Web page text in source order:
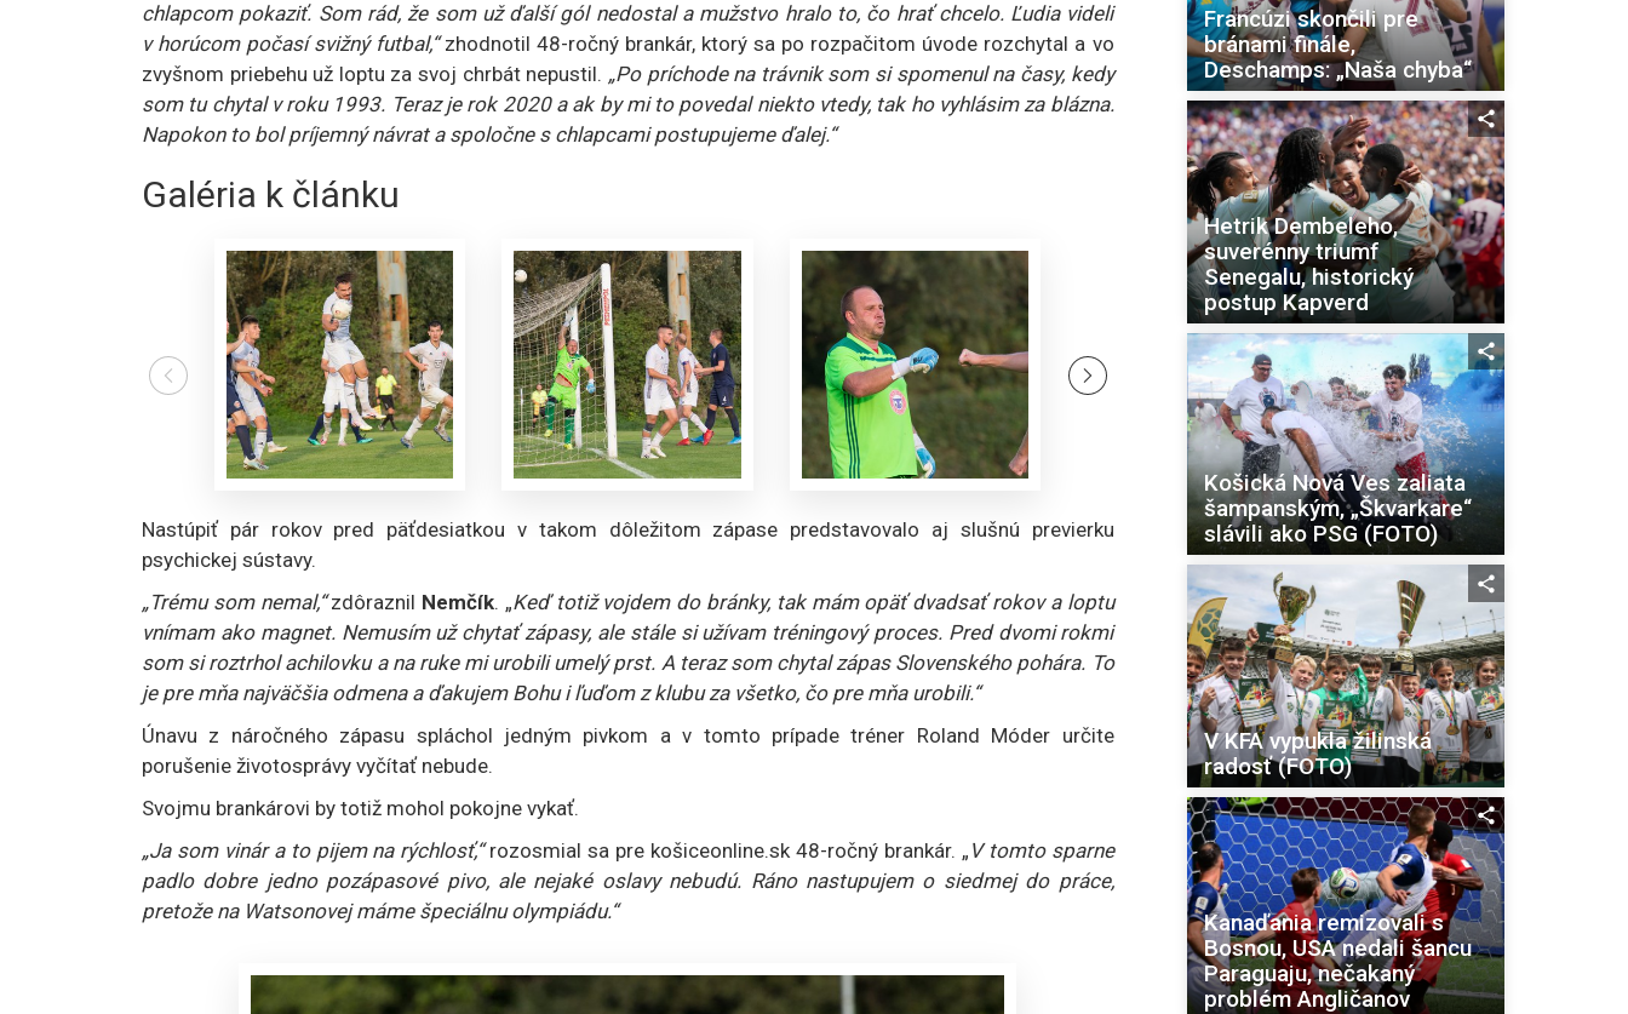
chlapcom pokaziť. Som rád, že som už ďalší gól nedostal a mužstvo hralo to, čo hrať chcelo. Ľudia videli
v horúcom počasí svižný futbal,“zhodnotil 48-ročný brankár, ktorý sa po rozpačitom úvode rozchytal a vo
zvyšnom priebehu už loptu za svoj chrbát nepustil. „Po príchode na trávnik som si spomenul na časy, kedy
som tu chytal v roku 1993. Teraz je rok 2020 a ak by mi to povedal niekto vtedy, tak ho vyhlásim za blázna.
Napokon to bol príjemný návrat a spoločne s chlapcami postupujeme ďalej.“
Galéria k článku
Nastúpiť pár rokov pred päťdesiatkou v takom dôležitom zápase predstavovalo aj slušnú previerku
psychickej sústavy.
„Trému som nemal,“zdôraznil Nemčík. „Keď totiž vojdem do bránky, tak mám opäť dvadsať rokov a loptu
vnímam ako magnet. Nemusím už chytať zápasy, ale stále si užívam tréningový proces. Pred dvomi rokmi
som si roztrhol achilovku a na ruke mi urobili umelý prst. A teraz som chytal zápas Slovenského pohára. To
je pre mňa najväčšia odmena a ďakujem Bohu i ľuďom z klubu za všetko, čo pre mňa urobili.“
Únavu z náročného zápasu spláchol jedným pivkom a v tomto prípade tréner Roland Móder určite
porušenie životosprávy vyčítať nebude.
Svojmu brankárovi by totiž mohol pokojne vykať.
„Ja som vinár a to pijem na rýchlosť,“rozosmial sa pre košiceonline.sk 48-ročný brankár. „ V tomto sparne
padlo dobre jedno pozápasové pivo, ale nejaké oslavy nebudú. Ráno nastupujem o siedmej do práce,
pretože na Watsonovej máme špeciálnu olympiádu.“
Francúzi skončili pre
bránami finále,
Deschamps: „Naša chyba“
Hetrik Dembeleho,
suverénny triumf
Senegalu, historický
postup Kapverd
Košická Nová Ves zaliata
šampanským, „Škvarkare“
slávili ako PSG (FOTO)
V KFA vypukla žilinská
radosť (FOTO)
Kanaďania remizovali s
Bosnou, USA nedali šancu
Paraguaju, nečakaný
problém Angličanov